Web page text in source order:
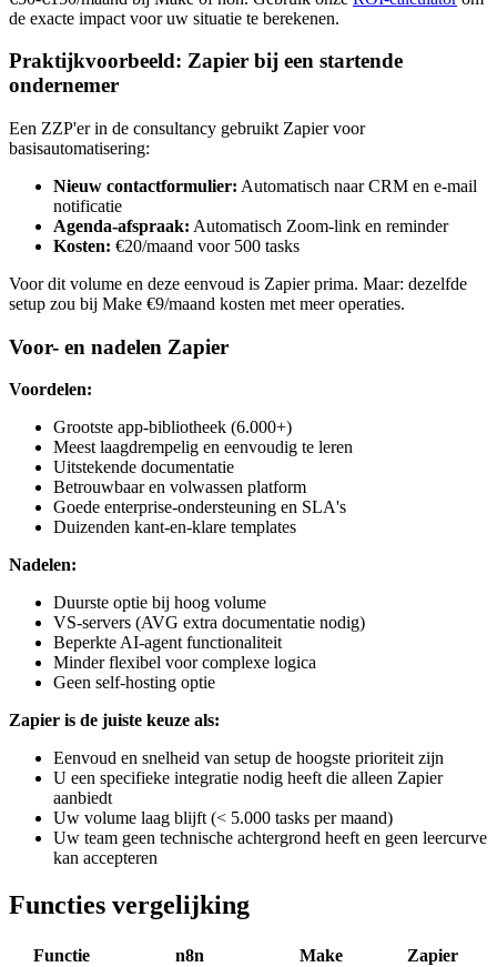
de exacte impact voor uw situatie te berekenen.
Praktijkvoorbeeld: Zapier bij een startende
ondernemer
Een ZZP'er in de consultancy gebruikt Zapier voor
basisautomatisering:
Nieuw contactformulier: Automatisch naar CRM en e-mail
notificatie
Agenda-afspraak: Automatisch Zoom-link en reminder
Kosten: €20/maand voor 500 tasks
Voor dit volume en deze eenvoud is Zapier prima. Maar: dezelfde
setup zou bij Make €9/maand kosten met meer operaties.
Voor- en nadelen Zapier
Voordelen:
Grootste app-bibliotheek (6.000+)
Meest laagdrempelig en eenvoudig te leren
Uitstekende documentatie
Betrouwbaar en volwassen platform
Goede enterprise-ondersteuning en SLA's
Duizenden kant-en-klare templates
Nadelen:
Duurste optie bij hoog volume
VS-servers (AVG extra documentatie nodig)
Beperkte AI-agent functionaliteit
Minder flexibel voor complexe logica
Geen self-hosting optie
Zapier is de juiste keuze als:
Eenvoud en snelheid van setup de hoogste prioriteit zijn
U een specifieke integratie nodig heeft die alleen Zapier
aanbiedt
Uw volume laag blijft (< 5.000 tasks per maand)
Uw team geen technische achtergrond heeft en geen leercurve
kan accepteren
Functies vergelijking
Functie n8n Make
Zapier